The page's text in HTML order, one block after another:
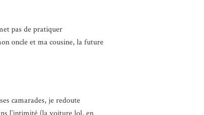
pas de pratiquer
oncle et ma cousine, la future
camarades, je redoute